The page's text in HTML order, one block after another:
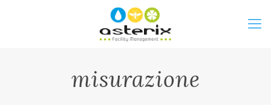
misurazione